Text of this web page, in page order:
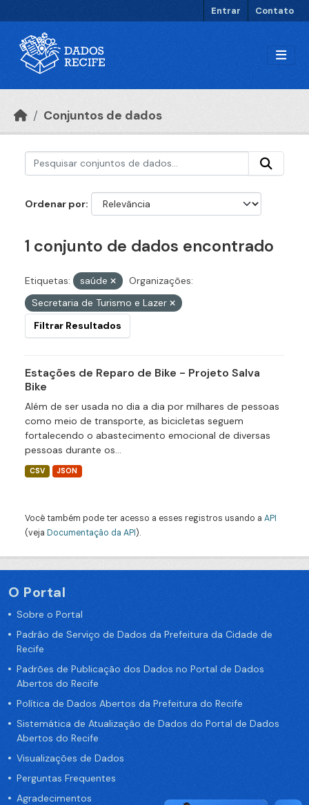
Entrar Contato
Conjuntos de dados
Ordenar por
1 conjunto de dados encontrado
Etiquetas: saúde
Organizações:
Secretaria de Turismo e Lazer
Filtrar Resultados
Estações de Reparo de Bike - Projeto Salva
Bike
Além de ser usada no dia a dia por milhares de pessoas
como meio de transporte, as bicicletas seguem
fortalecendo o abastecimento emocional de diversas
pessoas durante os...
CSV JSON
Você também pode ter acesso a esses registros usando a API
(veja Documentação da API).
O Portal
Sobre o Portal
Padrão de Serviço de Dados da Prefeitura da Cidade de
Recife
Padrões de Publicação dos Dados no Portal de Dados
Abertos do Recife
Política de Dados Abertos da Prefeitura do Recife
Sistemática de Atualização de Dados do Portal de Dados
Abertos do Recife
Visualizações de Dados
Perguntas Frequentes
Agradecimentos